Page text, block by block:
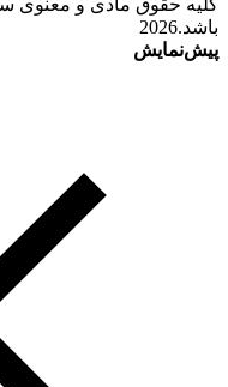
کلیه حقوق مادی و معنوی
باشد.2026
پیش‌نمایش